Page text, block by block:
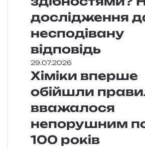
дослідження
несподівану
відповідь
29.07.2026
Хіміки вперше
обійшли
вважалося
непорушним
100 років